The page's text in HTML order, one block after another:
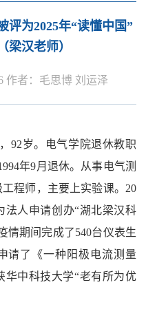
评为2025年“读懂中国”
梁汉老师）
作者：毛思博 刘运泽
92岁。电气学院退休教职
年9月退休。从事电气测
程师， 主要上实验课。20
法人申请创办“湖北梁汉科
情期间完成了540台仪表生
请了《一种阳极电流测量
华中科技大学“老有所为优